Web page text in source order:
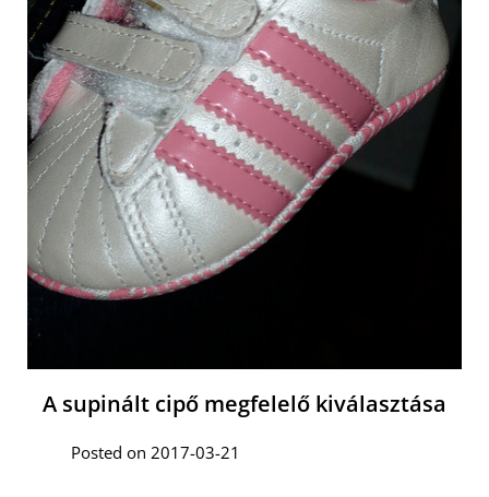
A supinált cipő megfelelő kiválasztása
Posted on 2017-03-21